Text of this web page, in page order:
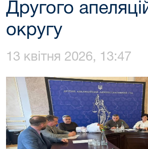
Другого
округу
13 квітня 2026, 13:47